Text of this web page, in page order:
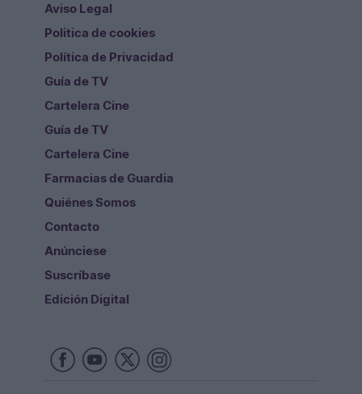
Aviso Legal
Politica de cookies
Política de Privacidad
Guía de TV
Cartelera Cine
Guía de TV
Cartelera Cine
Farmacias de Guardia
Quiénes Somos
Contacto
Anúnciese
Suscríbase
Edición Digital